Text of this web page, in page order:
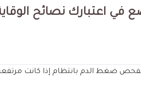
اعتبارك نصائح الوقاية
بفحص ضغط الدم بانتظام إذا كانت